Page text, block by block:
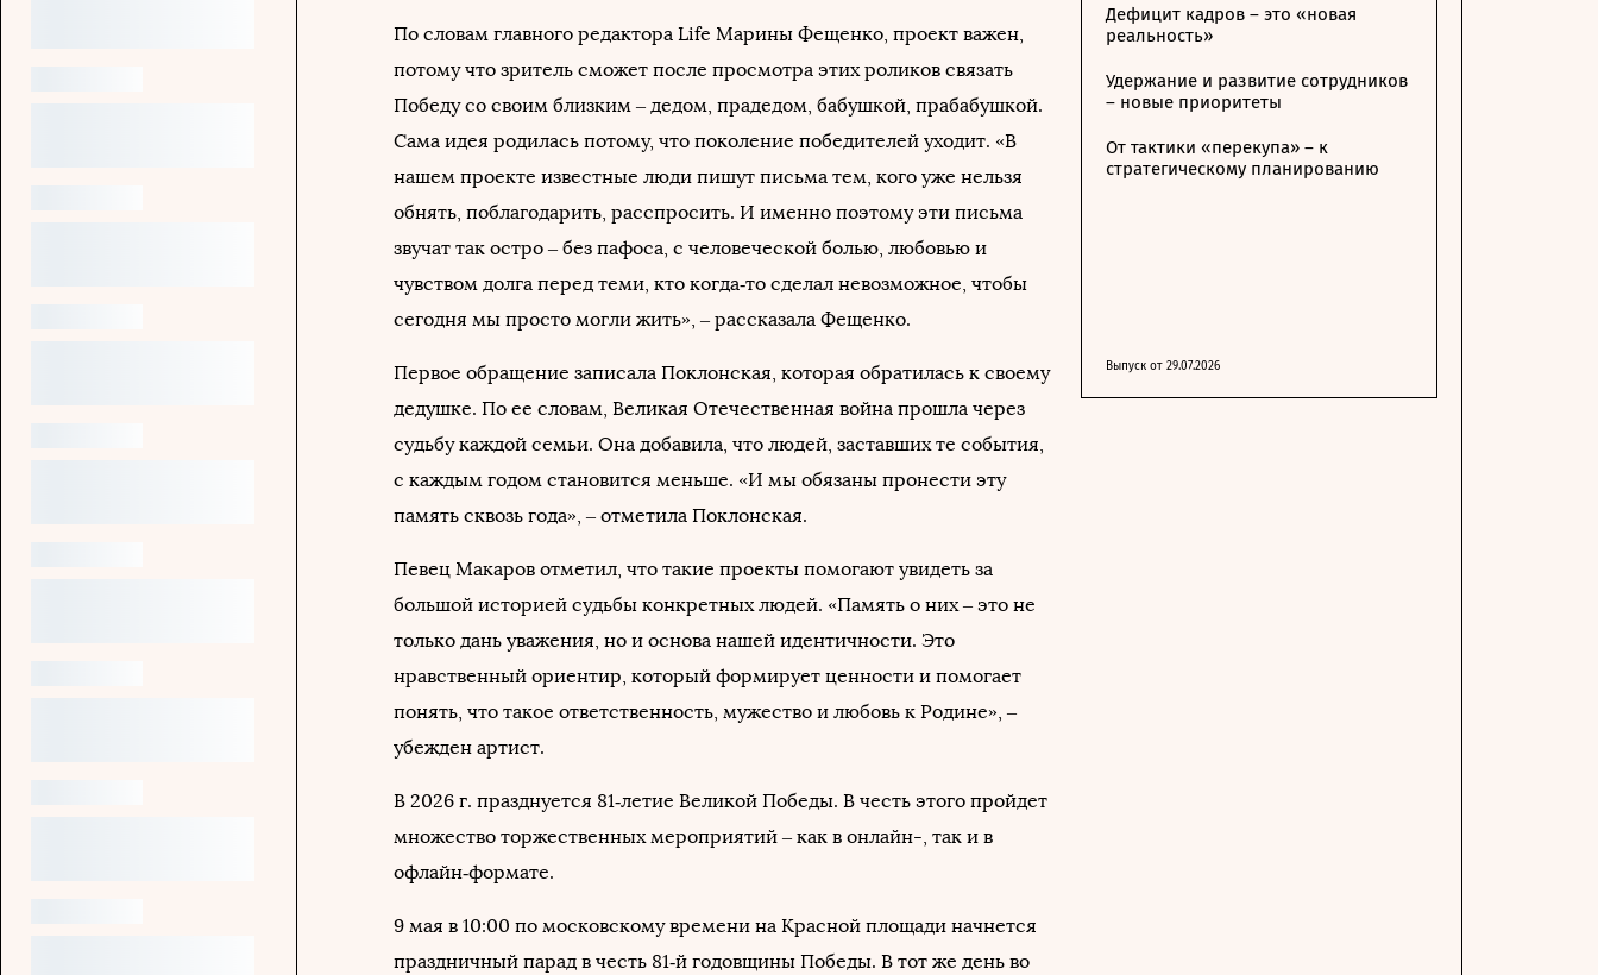
По словам главного редактора Life Марины Фещенко, проект важен,
потому что зритель сможет после просмотра этих роликов связать
Победу со своим близким – дедом, прадедом, бабушкой, прабабушкой.
Сама идея родилась потому, что поколение победителей уходит. «В
нашем проекте известные люди пишут письма тем, кого уже нельзя
обнять, поблагодарить, расспросить. И именно поэтому эти письма
звучат так остро – без пафоса, с человеческой болью, любовью и
чувством долга перед теми, кто когда‑то сделал невозможное, чтобы
сегодня мы просто могли жить», – рассказала Фещенко.
Первое обращение записала Поклонская, которая обратилась к своему
дедушке. По ее словам, Великая Отечественная война прошла через
судьбу каждой семьи. Она добавила, что людей, заставших те события,
с каждым годом становится меньше. «И мы обязаны пронести эту
память сквозь года», – отметила Поклонская.
Певец Макаров отметил, что такие проекты помогают увидеть за
большой историей судьбы конкретных людей. «Память о них – это не
только дань уважения, но и основа нашей идентичности. Это
нравственный ориентир, который формирует ценности и помогает
понять, что такое ответственность, мужество и любовь к Родине», –
убежден артист.
В 2026 г. празднуется 81‑летие Великой Победы. В честь этого пройдет
множество торжественных мероприятий – как в онлайн-, так и в
офлайн‑формате.
9 мая в 10:00 по московскому времени на Красной площади начнется
праздничный парад в честь 81‑й годовщины Победы. В тот же день во
Дефицит кадров – это «новая
реальность»
Удержание и развитие сотрудников
– новые приоритеты
От тактики «перекупа» – к
стратегическому планированию
Выпуск от 29.07.2026